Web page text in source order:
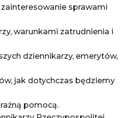
sprawami
warunkami zatrudnienia i
dziennikarzy, emerytów,
jak dotychczas będziemy
pomocą.